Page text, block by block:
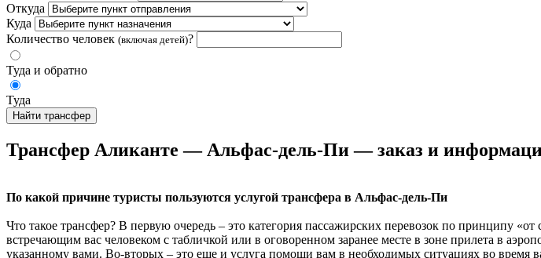
Откуда
Куда
Количество человек (включая детей)?
Туда и обратно
Туда
Найти трансфер
Трансфер Аликанте — Альфас-дель-Пи — заказ и
По какой причине туристы пользуются услугой трансфера в Альфас-дель-Пи
Что такое трансфер? В первую очередь – это категория пассажирских перевозок по принципу
встречающим вас человеком с табличкой или в оговоренном заранее месте в зоне прилета в
указанному вами. Во-вторых – это еще и услуга помощи вам в необходимых ситуациях во время